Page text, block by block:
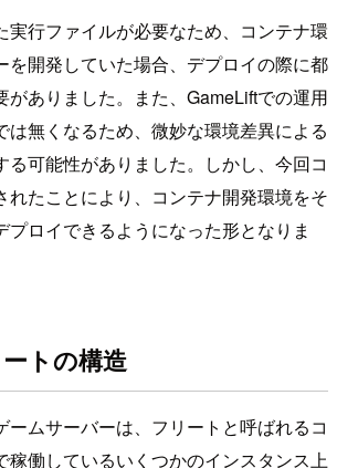
実行ファイルが必要なため、コンテナ環
を開発していた場合、デプロイの際に都
がありました。また、GameLiftでの運用
は無くなるため、微妙な環境差異による
る可能性がありました。しかし、今回コ
れたことにより、コンテナ開発環境をそ
プロイできるようになった形となりま
トの構造
ームサーバーは、フリートと呼ばれるコ
稼働しているいくつかのインスタンス上